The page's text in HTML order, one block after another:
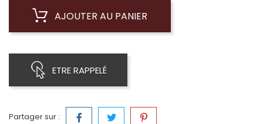
AJOUTER AU PANIER
ETRE RAPPELÉ
Partager sur :